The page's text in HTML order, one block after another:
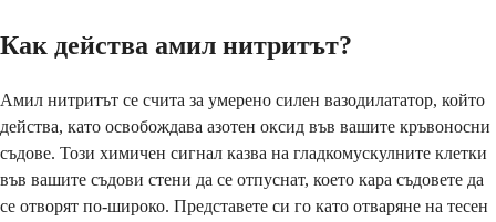
Как действа амил нитритът?
Амил нитритът се счита за умерено силен вазодилататор, който
действа, като освобождава азотен оксид във вашите кръвоносни
съдове. Този химичен сигнал казва на гладкомускулните клетки
във вашите съдови стени да се отпуснат, което кара съдовете да
се отворят по-широко. Представете си го като отваряне на тесен